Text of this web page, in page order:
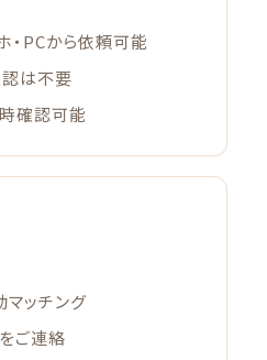
・PCから依頼可能
は不要
確認可能
マッチング
ご連絡